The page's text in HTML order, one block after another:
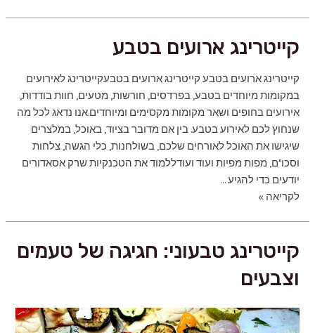
קייטרינג ארועים בטבע
קייטרינג ארועים בטבע קייטרינג ארועים בטבעקייטרינג לאירועים
במקומות מיוחדים בטבע, בפרדסים, חורשות, מטעים, חוות בודדות,
אירועים בחופים ושאר מקומות מקסימים ומיוחדים.אנו נדאג לכל מה
שנחוץ לכם לאירוע בטבע. בין אם מדובר בציוד, באוכל, במלצרים
שיגישו את האוכל לאורחים שלכם, בשולחנות, כלי הגשה, צלחות
וסכו"ם, מפות מפיות ועוד ועודללמוד את הטכנקיות שרק אסאדורים
יודעים כדי להגיע …
קייטרינג
לקריאה »
קייטרינג טבעוני: חגיגה של טעמים
וצבעים